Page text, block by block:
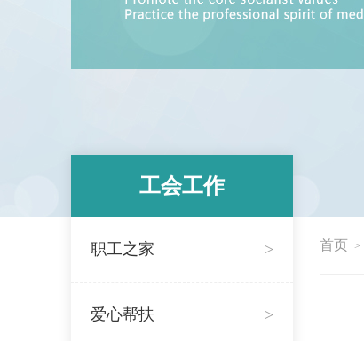
工会工作
职工之家 >
爱心帮扶 >
首页 >